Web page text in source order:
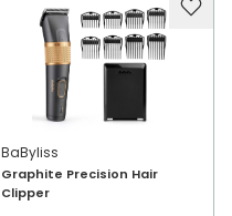
BaByliss
Graphite Precision Hair
Clipper